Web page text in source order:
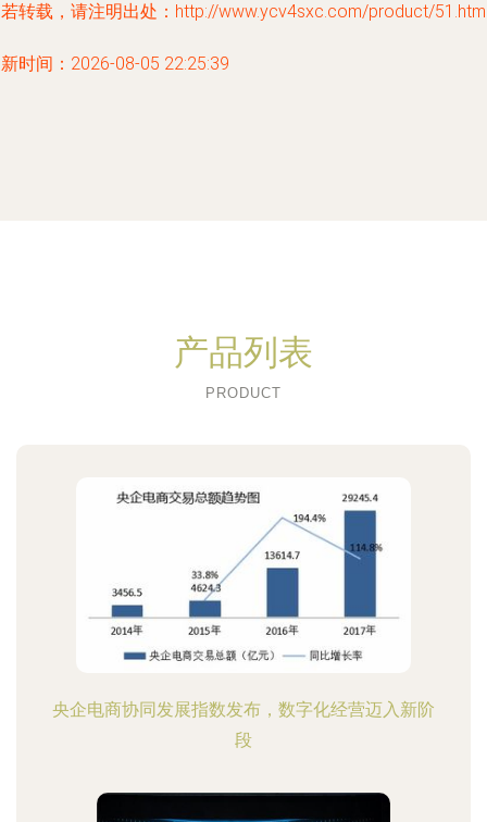
转载，请注明出处：http://www.ycv4sxc.com/product/
时间：2026-08-05 22:25:39
产品列表
PRODUCT
央企电商协同发展指数发布，数字化经营迈入新阶
段